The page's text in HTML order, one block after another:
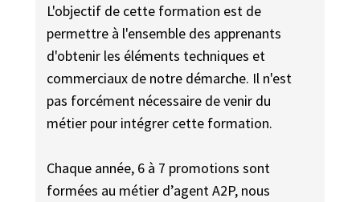
L'objectif de cette formation est de
permettre à l'ensemble des apprenants
d'obtenir les éléments techniques et
commerciaux de notre démarche. Il n'est
pas forcément nécessaire de venir du
métier pour intégrer cette formation.
Chaque année, 6 à 7 promotions sont
formées au métier d’agent A2P, nous